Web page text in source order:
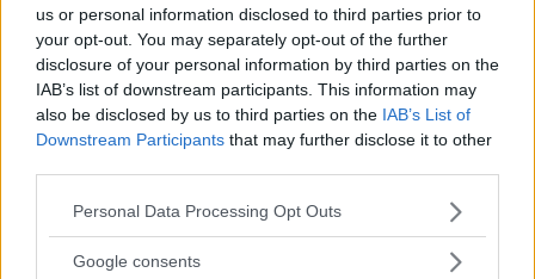
us or personal information disclosed to third parties prior to
your opt-out. You may separately opt-out of the further
disclosure of your personal information by third parties on the
IAB’s list of downstream participants. This information may
also be disclosed by us to third parties on the IAB’s List of
Downstream Participants that may further disclose it to other
Please note that this website/app uses one or more Google
not limited to your visit or usage behaviour. You may click to
Personal Data Processing Opt Outs
Google consents